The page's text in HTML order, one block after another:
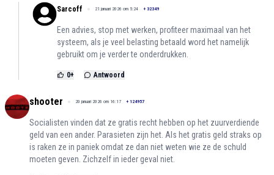
Sarcoff 21 januari 2026 om 5:24 + 32349
Een advies, stop met werken, profiteer maximaal van het
systeem, als je veel belasting betaald word het namelijk
gebruikt om je verder te onderdrukken.
0+ Antwoord
shooter 20 januari 2026 om 16:17 + 124957
Socialisten vinden dat ze gratis recht hebben op het zuurverdiende
geld van een ander. Parasieten zijn het. Als het gratis geld straks op
is raken ze in paniek omdat ze dan niet weten wie ze de schuld
moeten geven. Zichzelf in ieder geval niet.